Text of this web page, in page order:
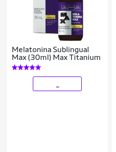
Melatonina Sublingual
Max (30ml) Max Titanium